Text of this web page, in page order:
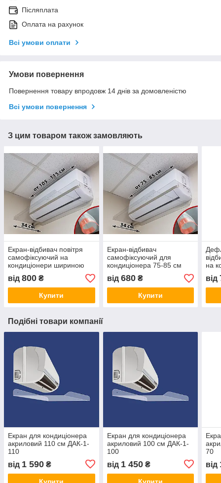
Післяплата
Оплата на рахунок
Всі умови оплати
Умови повернення
Повернення товару впродовж 14 днів за домовленістю
Всі умови повернення
З цим товаром також замовляють
Екран-відбивач повітря
самофіксуючий на
кондиціонери шириною
105-115 см
від 800 ₴
Купити
Екран-відбивач
самофіксуючий для
кондиціонера 75-85 см
шириною
від 680₴
Купити
на
від
Подібні товари компанії
Екран для кондиціонера
акриловий 110 см ДАК-1-
110
від 1 590 ₴
Екран для кондиціонера
акриловий 100 см ДАК-1-
100
від 1 450₴
70
від